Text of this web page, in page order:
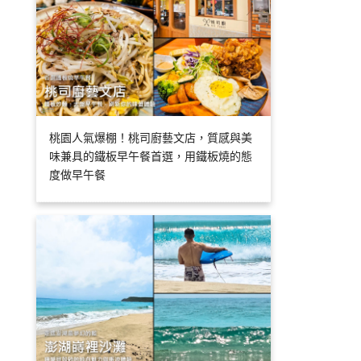
桃園人氣爆棚！桃司廚藝文店，質感與美
味兼具的鐵板早午餐首選，用鐵板燒的態
度做早午餐